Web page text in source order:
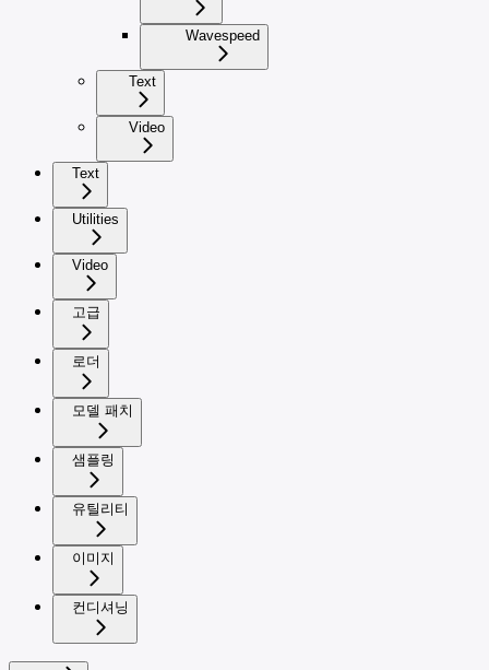
Wavespeed
Text
Video
Text
Utilities
Video
고급
로더
모델 패치
샘플링
유틸리티
이미지
컨디셔닝